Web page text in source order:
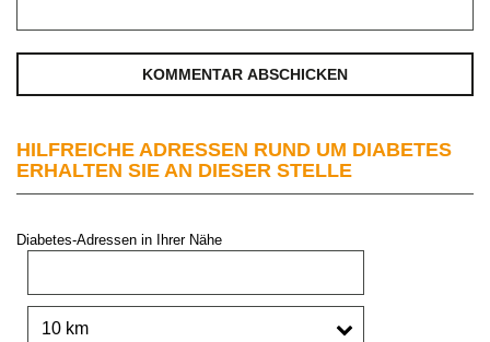
HILFREICHE ADRESSEN RUND UM DIABETES
ERHALTEN SIE AN DIESER STELLE
Diabetes-Adressen in Ihrer Nähe